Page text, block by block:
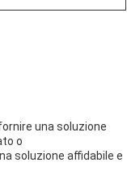
una soluzione
o
soluzione affidabile e